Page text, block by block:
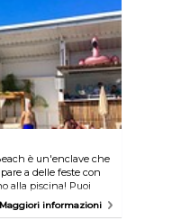
di roulette
e una sala
anche a fare
del ristorante 'Le
fuori sulla terrazza,
piazzetta davanti
è ispirata della
piatti del giorno o
da condividere; si
venerdi' sera è
sulla terrazza del
e tè -
da affitare.
è un'enclave che
a delle feste con
alla piscina! Puoi
con sapori
la stupenda vista
Maggiori informazioni